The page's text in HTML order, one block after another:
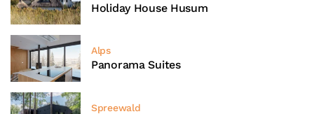
Holiday House Husum
Alps
Panorama Suites
Spreewald